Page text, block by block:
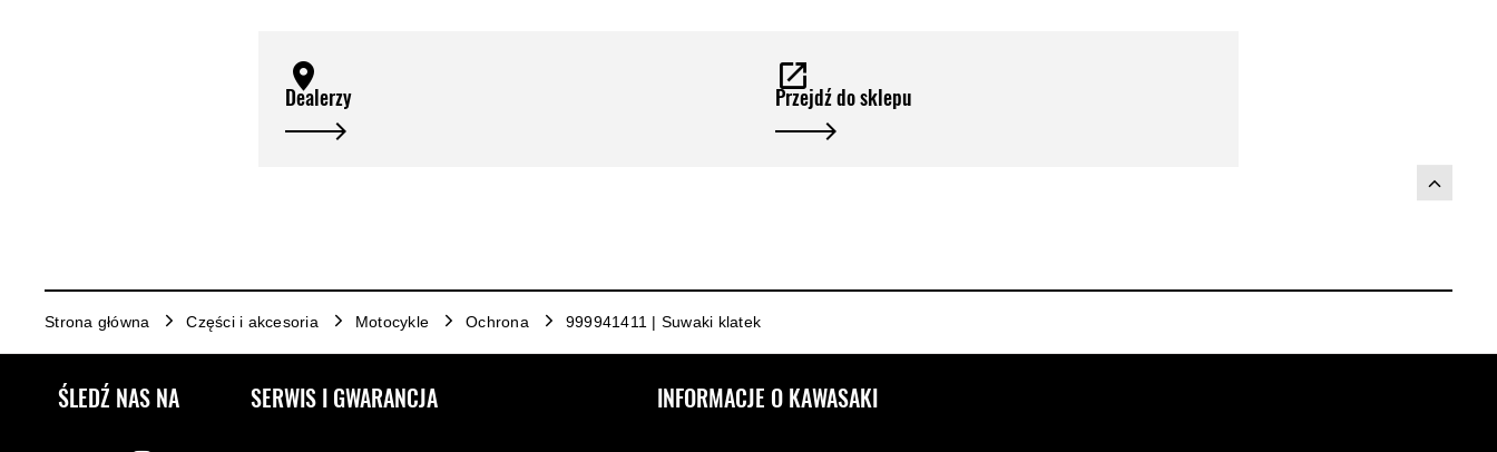
Dealerzy Przejdź do sklepu
Strona główna Części i akcesoria Motocykle Ochrona 999941411 | Suwaki klatek
ŚLEDŹ NAS NA SERWIS I GWARANCJA INFORMACJE O KAWASAKI